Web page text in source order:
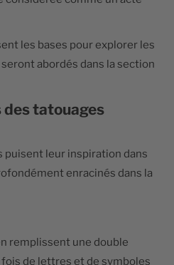
les bases pour explorer les
abordés dans la section
des tatouages
puisent leur inspiration dans
enracinés dans la
remplissent une double
de lettres et de symboles